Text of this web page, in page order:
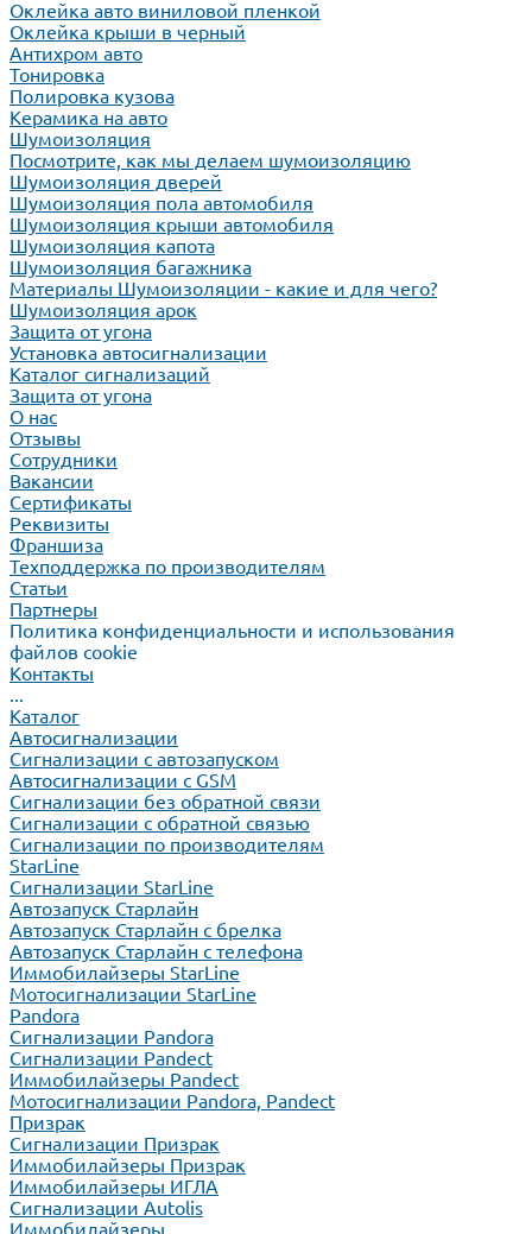
Оклейка авто виниловой пленкой
Оклейка крыши в черный
Антихром авто
Тонировка
Полировка кузова
Керамика на авто
Шумоизоляция
Посмотрите, как мы делаем шумоизоляцию
Шумоизоляция дверей
Шумоизоляция пола автомобиля
Шумоизоляция крыши автомобиля
Шумоизоляция капота
Шумоизоляция багажника
Материалы Шумоизоляции - какие и для чего?
Шумоизоляция арок
Защита от угона
Установка автосигнализации
Каталог сигнализаций
Защита от угона
О нас
Отзывы
Сотрудники
Вакансии
Сертификаты
Реквизиты
Франшиза
Техподдержка по производителям
Статьи
Партнеры
Политика конфиденциальности и использования
файлов cookie
Контакты
...
Каталог
Автосигнализации
Сигнализации с автозапуском
Автосигнализации с GSM
Сигнализации без обратной связи
Сигнализации с обратной связью
Сигнализации по производителям
StarLine
Сигнализации StarLine
Автозапуск Старлайн
Автозапуск Старлайн с брелка
Автозапуск Старлайн с телефона
Иммобилайзеры StarLine
Мотосигнализации StarLine
Pandora
Сигнализации Pandora
Сигнализации Pandect
Иммобилайзеры Pandect
Мотосигнализации Pandora, Pandect
Призрак
Сигнализации Призрак
Иммобилайзеры Призрак
Иммобилайзеры ИГЛА
Сигнализации Autolis
Иммобилайзеры